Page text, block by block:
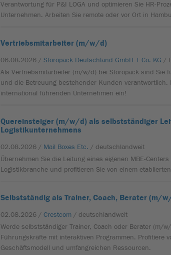
Verantwortung für P&I LOGA und optimieren Sie HR-
Unternehmen. Arbeiten Sie remote oder vor Ort in
Vertriebsmitarbeiter (m/w/d)
06.08.2026 /Storopack Deutschland GmbH + Co. KG /
Als Vertriebsmitarbeiter (m/w/d) bei Storopack sind Sie
und die Betreuung bestehender Kunden verantwortlich.
international führenden Unternehmen ein!
Quereinsteiger (m/w/d) als selbstständiger
Logistikunternehmens
02.08.2026 / Mail Boxes Etc. / deutschlandweit
Übernehmen Sie die Leitung eines eigenen MBE-
Logistikbranche und profitieren Sie von einem
Selbstständig als Trainer, Coach, Berater (m/
02.08.2026 /Crestcom / deutschlandweit
Werde selbstständiger Trainer, Coach oder Berater (m/
Führungskräfte mit interaktiven Programmen. Profitiere
Geschäftsmodell und umfangreichen Ressourcen.